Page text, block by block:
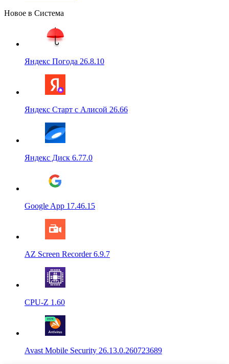
Новое в Система
Яндекс Погода 26.8.10
Яндекс Старт с Алисой 26.66
Яндекс Диск 6.77.0
Google App 17.46.15
AZ Screen Recorder 6.9.7
CPU-Z 1.60
Avast Mobile Security 26.13.0.260723689